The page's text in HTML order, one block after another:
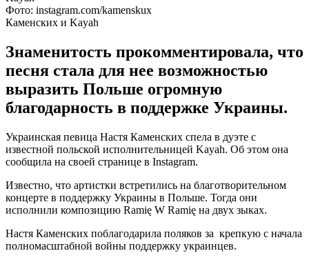
Фото: instagram.com/kamenskux
Каменских и Kayah
Знаменитость прокомментировала, что
песня стала для нее возможностью
выразить Польше огромную
благодарность в поддержке Украины.
Украинская певица Настя Каменских спела в дуэте с
известной польской исполнительницей Kayah. Об этом она
сообщила на своей странице в Instagram.
Известно, что артистки встретились на благотворительном
концерте в поддержку Украины в Польше. Тогда они
исполнили композицию Ramię W Ramię на двух зыках.
Настя Каменских поблагодарила поляков за крепкую с начала
полномасштабной войны поддержку украинцев.